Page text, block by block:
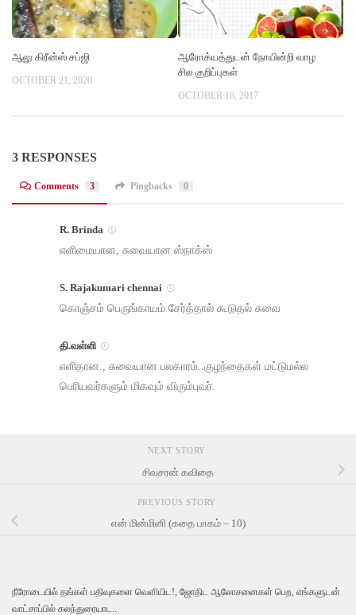
ஆலு கிரீன்ஸ் சப்ஜி
OCTOBER 21, 2020
ஆரோக்யத்துடன் நோயின்றி வாழ
சில குறிப்புகள்
OCTOBER 18, 2017
3 RESPONSES
Comments 3 Pingbacks 0
R. Brinda
எளிமையான, சுவையான ஸ்நாக்ஸ்
S. Rajakumari chennai
கொஞ்சம் பெருங்காயம் சேர்த்தால் கூடுதல் சுவை
தி.வள்ளி
எளிதான., சுவையான பலகாரம்..குழந்தைகள் மட்டுமல்ல
பெரியவர்களும் மிகவும் விரும்புவர்.
NEXT STORY
சிவசரன் கவிதை
PREVIOUS STORY
என் மின்மினி (கதை பாகம் – 10)
நீரோடையில் தங்கள் பதிவுகளை வெளியிட!, ஜோதிட ஆலோசனைகள் பெற, எங்களுடன்
வாட்சாப்பில் கலந்துரையாட..